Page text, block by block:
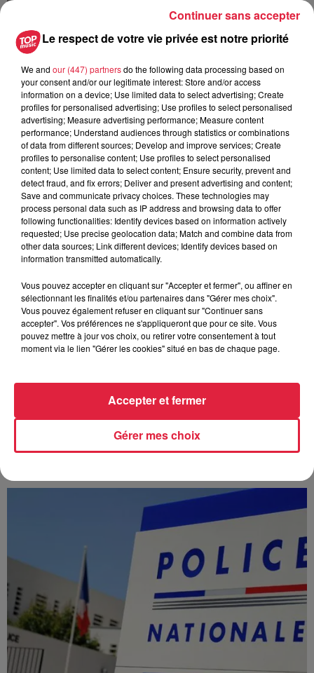
Au zoo de Mulhouse : rencontre
avec les flamants rouges
À découvrir également
À Hoerdt, de l’eau brune sort des robinets
Depuis plusieurs jours, des habitants de Hoerdt ont vu de
l’eau brune s’écouler de leurs robinets. Face aux
Le respect de votre vie privée est notre priorité
We and our (447) partnersdo the following data processing based on
your consent and/or our legitimate interest: Store and/or access
information on a device; Use limited data to select advertising; Create
profiles for personalised advertising; Use profiles to select personalised
advertising; Measure advertising performance; Measure content
performance; Understand audiences through statistics or combinations
of data from different sources; Develop and improve services; Create
profiles to personalise content; Use profiles to select personalised
content; Use limited data to select content; Ensure security, prevent and
detect fraud, and fix errors; Deliver and present advertising and content;
Save and communicate privacy choices. These technologies may
process personal data such as IP address and browsing data to offer
following functionalities: Identify devices based on information actively
requested; Use precise geolocation data; Match and combine data from
other data sources; Link different devices; Identify devices based on
information transmitted automatically.
Vous pouvez accepter en cliquant sur "Accepter et fermer", ou affiner en
sélectionnant les finalités et/ou partenaires dans "Gérer mes choix".
Vous pouvez également refuser en cliquant sur "Continuer sans
accepter". Vos préférences ne s'appliqueront que pour ce site. Vous
pouvez mettre à jour vos choix, ou retirer votre consentement à tout
moment via le lien "Gérer les cookies" situé en bas de chaque page.
Gérer mes choix
Accepter et fermer
Continuer sans accepter